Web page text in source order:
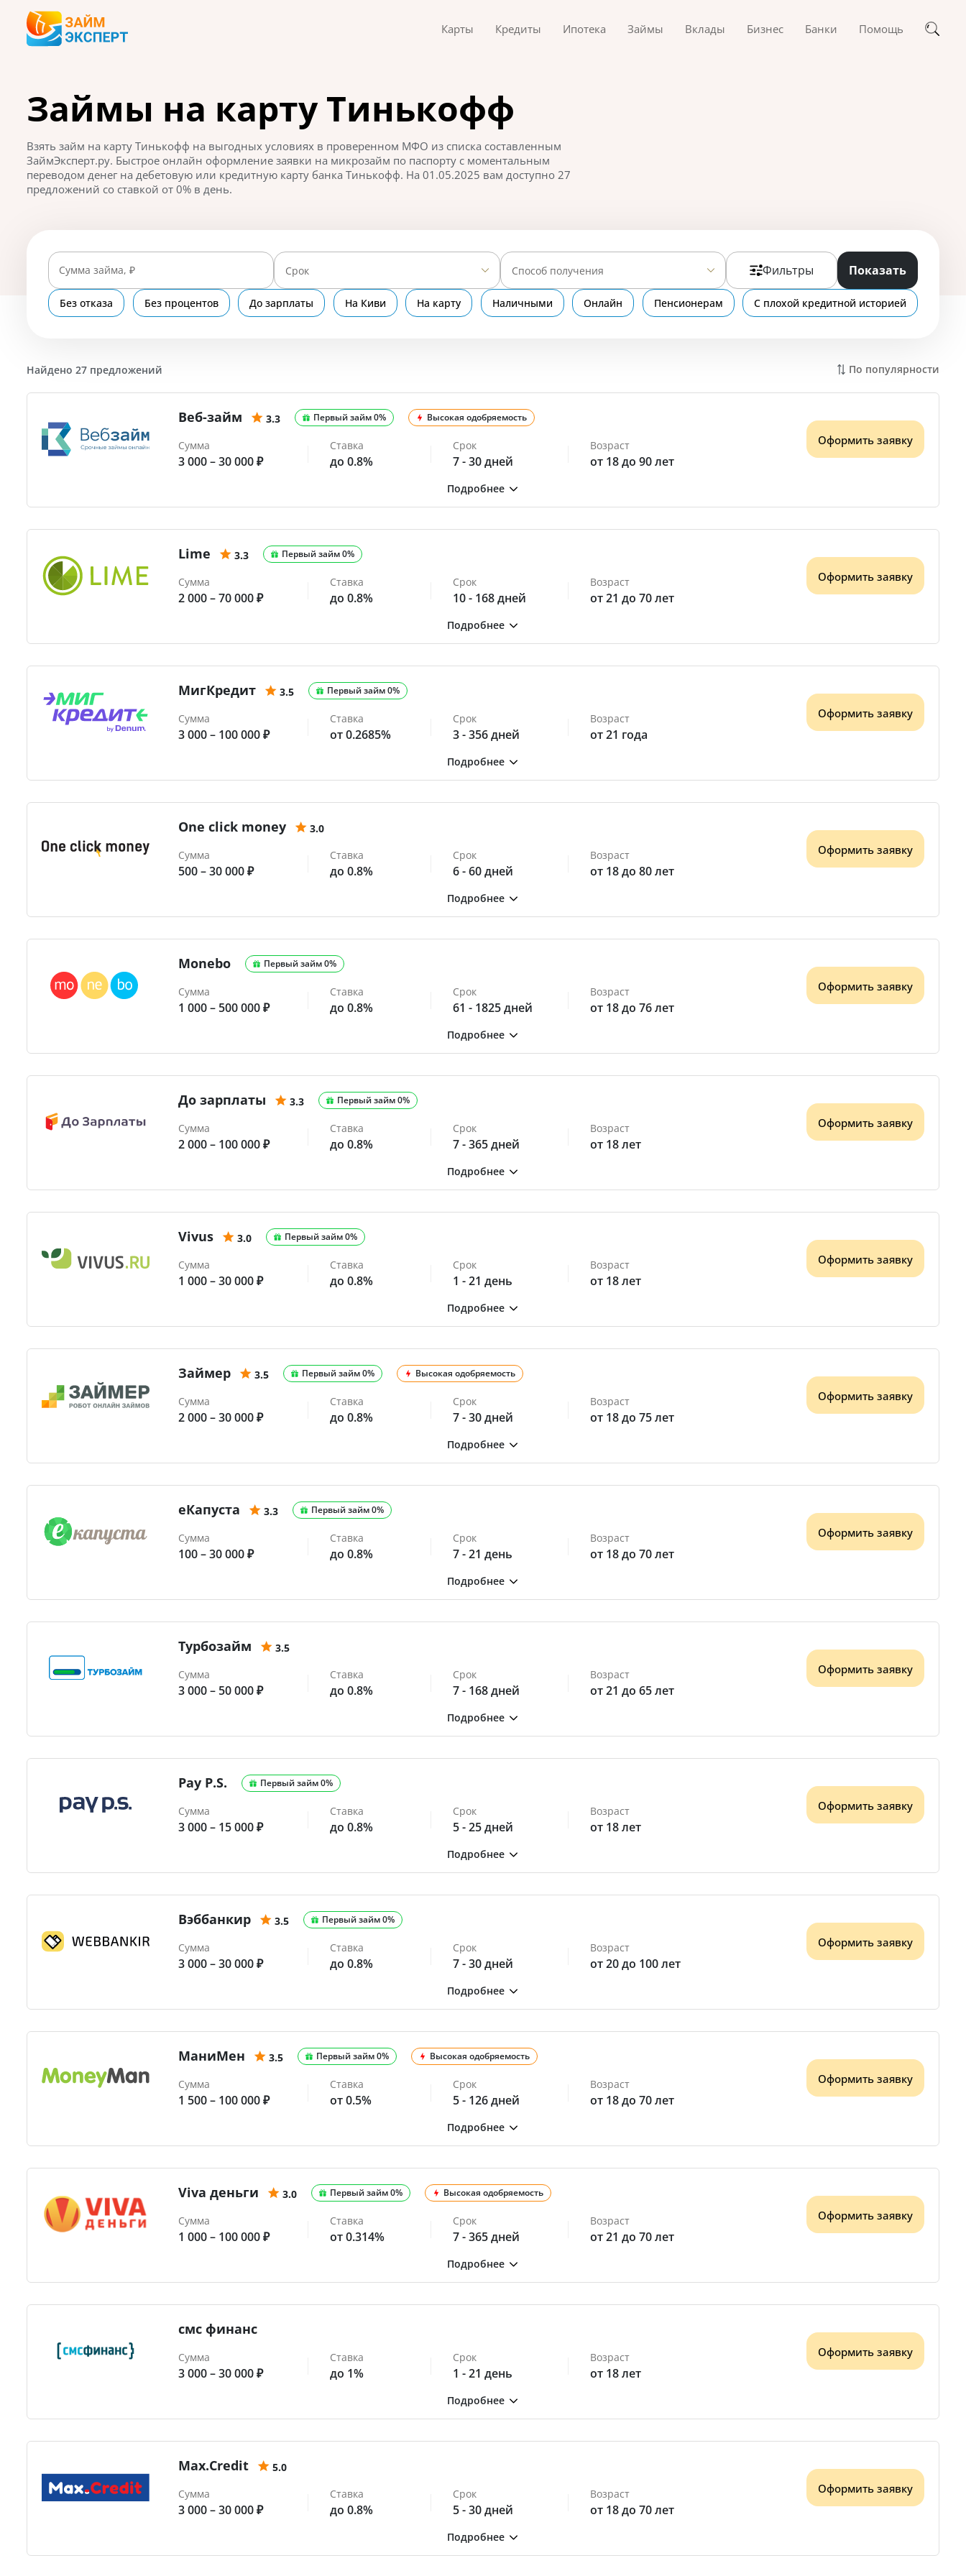
Карты Кредиты Ипотека Займы Вклады Бизнес Банки Помощь
Займы на карту Тинькофф
Взять займ на карту Тинькофф на выгодных условиях в проверенном МФО из списка составленным
ЗаймЭксперт.ру. Быстрое онлайн оформление заявки на микрозайм по паспорту с моментальным
переводом денег на дебетовую или кредитную карту банка Тинькофф. На 01.05.2025 вам доступно 27
предложений со ставкой от 0% в день.
Сумма займа, ₽ Срок Способ получения Фильтры Показать
Без отказа Без процентов До зарплаты На Киви На карту Наличными Онлайн Пенсионерам С плохой кредитной историей
Найдено 27 предложений По популярности
Веб-займ 3.3 Первый займ 0% Высокая одобряемость
Сумма
3 000 – 30 000 ₽
Ставка
до 0.8%
Срок
7 - 30 дней
Возраст
от 18 до 90 лет
Оформить заявку
Lime 3.3 Первый займ 0%
Сумма
2 000 – 70 000 ₽
Ставка
до 0.8%
Срок
10 - 168 дней
Возраст
от 21 до 70 лет
Оформить заявку
МигКредит 3.5 Первый займ 0%
Сумма
3 000 – 100 000 ₽
Ставка
от 0.2685%
Срок
3 - 356 дней
Возраст
от 21 года
Оформить заявку
One click money
3.0
Сумма
500 – 30 000 ₽
Ставка
до 0.8%
Срок
6 - 60 дней
Возраст
от 18 до 80 лет
Оформить заявку
Monebo Первый займ 0%
Сумма
1 000 – 500 000 ₽
Ставка
до 0.8%
Срок
61 - 1825 дней
Возраст
от 18 до 76 лет
Оформить заявку
До зарплаты 3.3 Первый займ 0%
Сумма
2 000 – 100 000 ₽
Ставка
до 0.8%
Срок
7 - 365 дней
Возраст
от 18 лет
Оформить заявку
Vivus 3.0 Первый займ 0%
Сумма
1 000 – 30 000 ₽
Ставка
до 0.8%
Срок
1 - 21 день
Возраст
от 18 лет
Оформить заявку
Займер 3.5 Первый займ 0% Высокая одобряемость
Сумма
2 000 – 30 000 ₽
Ставка
до 0.8%
Срок
7 - 30 дней
Возраст
от 18 до 75 лет
Оформить заявку
еКапуста 3.3 Первый займ 0%
Сумма
100 – 30 000 ₽
Ставка
до 0.8%
Срок
7 - 21 день
Возраст
от 18 до 70 лет
Оформить заявку
Турбозайм
3.5
Сумма
3 000 – 50 000 ₽
Ставка
до 0.8%
Срок
7 - 168 дней
Возраст
от 21 до 65 лет
Оформить заявку
Pay P.S. Первый займ 0%
Сумма
3 000 – 15 000 ₽
Ставка
до 0.8%
Срок
5 - 25 дней
Возраст
от 18 лет
Оформить заявку
Вэббанкир 3.5 Первый займ 0%
Сумма
3 000 – 30 000 ₽
Ставка
до 0.8%
Срок
7 - 30 дней
Возраст
от 20 до 100 лет
Оформить заявку
МаниМен 3.5 Первый займ 0% Высокая одобряемость
Сумма
1 500 – 100 000 ₽
Ставка
от 0.5%
Срок
5 - 126 дней
Возраст
от 18 до 70 лет
Оформить заявку
Viva деньги 3.0 Первый займ 0% Высокая одобряемость
Сумма
1 000 – 100 000 ₽
Ставка
от 0.314%
Срок
7 - 365 дней
Возраст
от 21 до 70 лет
Оформить заявку
смс финанс
Сумма
3 000 – 30 000 ₽
Ставка
до 1%
Срок
1 - 21 день
Возраст
от 18 лет
Оформить заявку
Max.Credit
5.0
Сумма
3 000 – 30 000 ₽
Ставка
до 0.8%
Срок
5 - 30 дней
Возраст
от 18 до 70 лет
Оформить заявку